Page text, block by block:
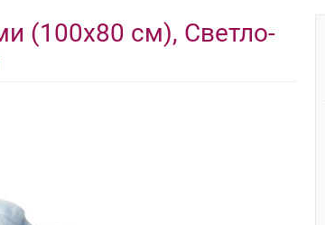
(100х80 см), Светло-